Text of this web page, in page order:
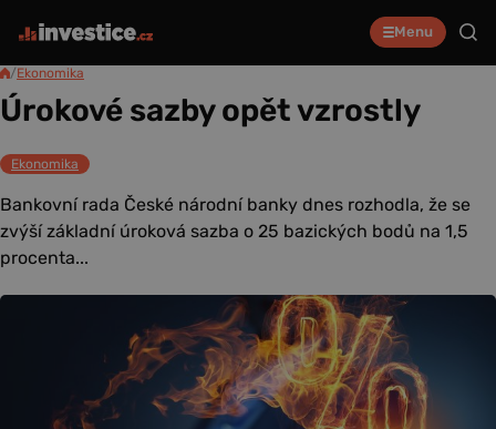
Menu
/Ekonomika
Úrokové sazby opět vzrostly
Ekonomika
Bankovní rada České národní banky dnes rozhodla, že se
zvýší základní úroková sazba o 25 bazických bodů na 1,5
procenta...